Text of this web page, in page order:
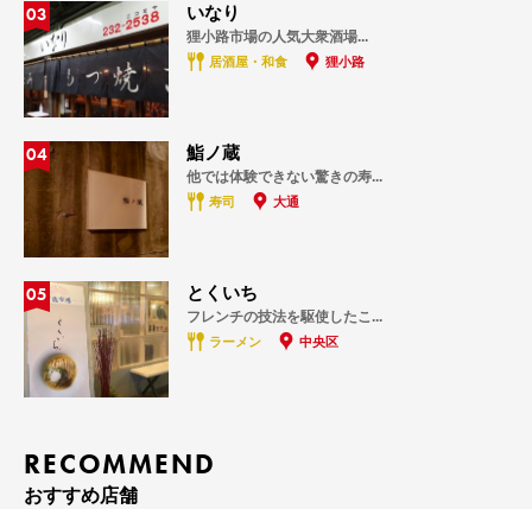
03 いなり
狸小路市場の人気大衆酒場...
居酒屋・和食 狸小路
04 鮨ノ蔵
他では体験できない驚きの寿...
寿司 大通
05 とくいち
フレンチの技法を駆使したこ...
ラーメン 中央区
RECOMMEND
おすすめ店舗